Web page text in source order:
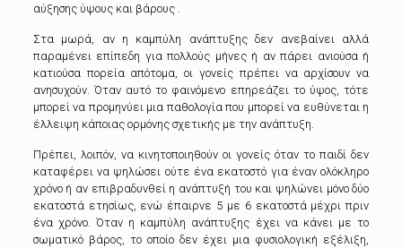
αύξησης ύψους και βάρους .
Στα μωρά, αν η καμπύλη ανάπτυξης δεν ανεβαίνει αλλά
παραμένει επίπεδη για πολλούς μήνες ή αν πάρει ανιούσα ή
κατιούσα πορεία απότομα, οι γονείς πρέπει να αρχίσουν να
ανησυχούν. Όταν αυτό το φαινόμενο επηρεάζει το ύψος, τότε
μπορεί να προμηνύει μια παθολογία που μπορεί να ευθύνεται η
έλλειψη κάποιας ορμόνης σχετικής με την ανάπτυξη.
Πρέπει, λοιπόν, να κινητοποιηθούν οι γονείς όταν το παιδί δεν
καταφέρει να ψηλώσει ούτε ένα εκατοστό για έναν ολόκληρο
χρόνο ή αν επιβραδυνθεί η ανάπτυξή του και ψηλώνει μόνο δύο
εκατοστά ετησίως, ενώ έπαιρνε 5 με 6 εκατοστά μέχρι πριν
ένα χρόνο. Όταν η καμπύλη ανάπτυξης έχει να κάνει με το
σωματικό βάρος, το οποίο δεν έχει μια φυσιολογική εξέλιξη,